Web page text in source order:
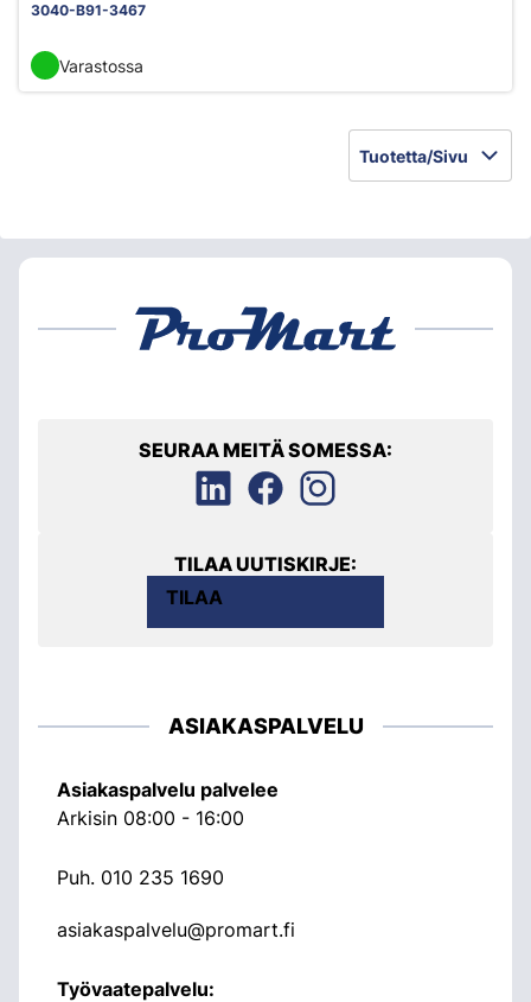
3040-B91-3467
Varastossa
Tuotetta/Sivu
SEURAA MEITÄ SOMESSA:
TILAA UUTISKIRJE:
TILAA
ASIAKASPALVELU
Asiakaspalvelu palvelee
Arkisin 08:00 - 16:00
Puh. 010 235 1690
asiakaspalvelu@promart.fi
Työvaatepalvelu: